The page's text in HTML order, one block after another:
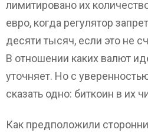
лимитировано их
евро, когда регулятор
десяти тысяч, если это не
В отношении каких валют
уточняет. Но с
сказать одно: биткоин в их
Как предположили